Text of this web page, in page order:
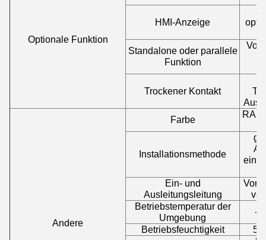
Optionale Funktion
HMI-Anzeige
Standalone oder parallele
Funktion
Vor
Trockener Kontakt
Andere
Farbe
Installationsmethode
Ein- und
Ausleitungsleitung
Betriebstemperatur der
Umgebung
-
Betriebsfeuchtigkeit